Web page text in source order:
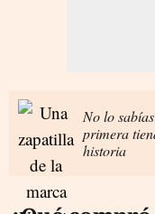
No lo
primera
historia